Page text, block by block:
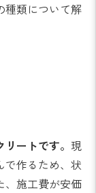
種類について解
ートです。 現
で作るため、状
、施工費が安価